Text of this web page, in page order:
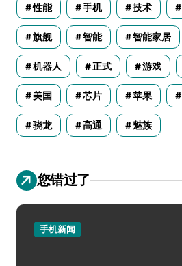
性能 手机 技术
旗舰 智能 智能家居
机器人 正式 游戏
美国 芯片 苹果
骁龙 高通 魅族
您错过了
手机新闻